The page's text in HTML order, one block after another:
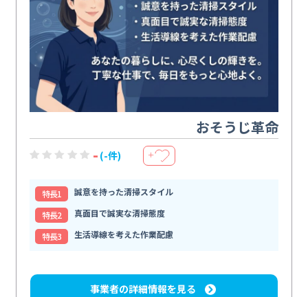
おそうじ革命
- (-件) ＋
特⻑1
誠意を持った清掃スタイル
特⻑2
真面目で誠実な清掃態度
特⻑3
生活導線を考えた作業配慮
事業者の詳細情報を見る